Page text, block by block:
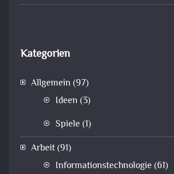
Kategorien
Allgemein (97)
Ideen (3)
Spiele (1)
Arbeit(91)
Informationstechnologie (61)